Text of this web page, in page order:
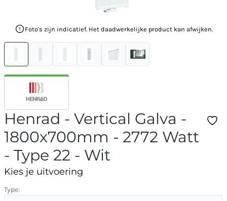
Foto's zijn indicatief. Het daadwerkelijke product kan afwijken.
Henrad - Vertical Galva -
1800x700mm - 2772 Watt
- Type 22 - Wit
Kies je uitvoering
Type: